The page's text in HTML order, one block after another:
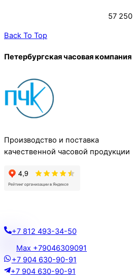
57 250
Back To Top
Петербургская часовая компания
Производство и поставка
качественной часовой продукции
+7 812 493-34-50
Max +79046309091
+7 904 630-90-91
+7 904 630-90-91